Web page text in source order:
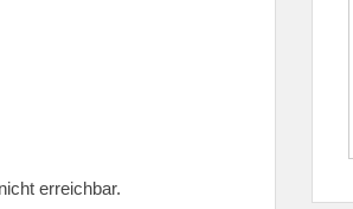
erreichbar.